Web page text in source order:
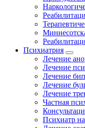
Психиатрия
Лечение
Лечение
Лечение
Лечение
Лечение
Частная
Психиатр